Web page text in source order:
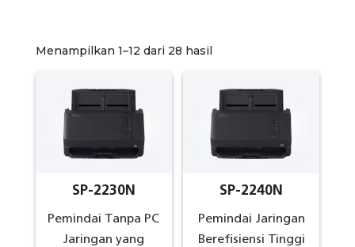
Menampilkan 1–12 dari 28 hasil
SP-2230N
Pemindai Tanpa PC
Jaringan yang
SP-2240N
Pemindai Jaringan
Berefisiensi Tinggi